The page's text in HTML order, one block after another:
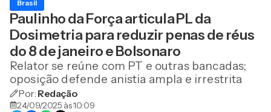
reduzir penas de réus do 8
de janeiro e Bolsonaro
Brasil
Paulinho da Força articula PL da
Dosimetria para reduzir penas de réus
do 8 de janeiro e Bolsonaro
Relator se reúne com PT e outras bancadas;
oposição defende anistia ampla e irrestrita
Por: Redação
24/09/2025 às 10:09